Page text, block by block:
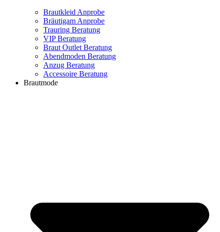
Brautkleid Anprobe
Bräutigam Anprobe
Trauring Beratung
VIP Beratung
Braut Outlet Beratung
Abendmoden Beratung
Anzug Beratung
Accessoire Beratung
Brautmode